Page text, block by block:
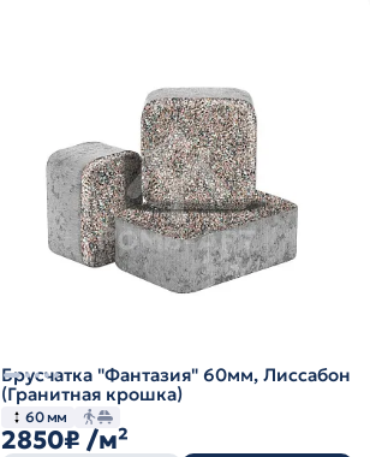
Брусчатка "Фантазия" 60мм, Лиссабон
(Гранитная крошка)
60 мм
2850₽ /м²